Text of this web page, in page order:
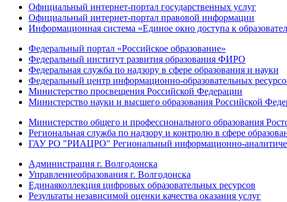
Официальный интернет-портал государственных услуг
Официальный интернет-портал правовой информации
Информационная система «Единое окно доступа к
Федеральный портал «Российское образование»
Федеральный институт развития образования ФИРО
Федеральная служба по надзору в сфере образования и науки
Федеральный центр информационно-образовательных
Министерство просвещения Российской Федерации
Министерство науки и высшего образования Российской
Министерство общего и профессионального образования
Региональная служба по надзору и контролю в сфере
ГАУ РО "РИАЦРО" Региональный информационно-
Администрация г. Волгодонска
Управлениеобразования г. Волгодонска
Единаяколлекция цифровых образовательных ресурсов
Результаты независимой оценки качества оказания услуг